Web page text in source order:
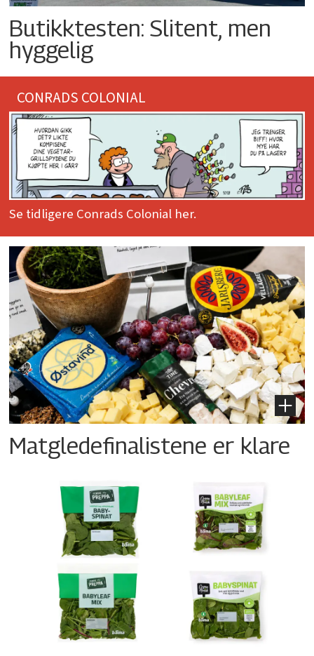
Butikktesten: Slitent, men
hyggelig
CONRADS COLONIAL
Se tidligere Conrads Colonial her.
Matgledefinalistene er klare